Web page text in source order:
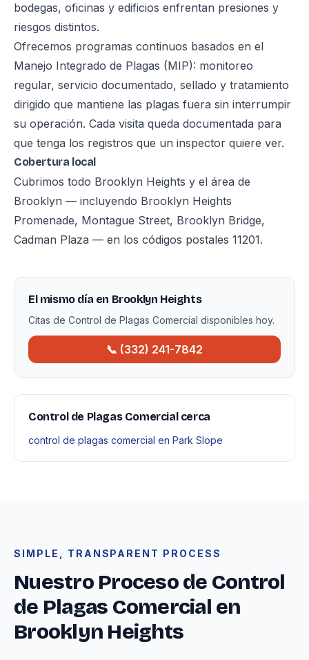
bodegas, oficinas y edificios enfrentan presiones y
riesgos distintos.
Ofrecemos programas continuos basados en el
Manejo Integrado de Plagas (MIP): monitoreo
regular, servicio documentado, sellado y tratamiento
dirigido que mantiene las plagas fuera sin interrumpir
su operación. Cada visita queda documentada para
que tenga los registros que un inspector quiere ver.
Cobertura local
Cubrimos todo Brooklyn Heights y el área de
Brooklyn — incluyendo Brooklyn Heights
Promenade, Montague Street, Brooklyn Bridge,
Cadman Plaza — en los códigos postales 11201.
El mismo día en Brooklyn Heights
Citas de Control de Plagas Comercial disponibles hoy.
📞 (332) 241-7842
Control de Plagas Comercial cerca
control de plagas comercial en Park Slope
SIMPLE, TRANSPARENT PROCESS
Nuestro Proceso de Control
de Plagas Comercial en
Brooklyn Heights